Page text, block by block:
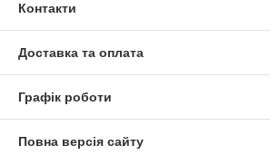
Контакти
Доставка та оплата
Графік роботи
Повна версія сайту